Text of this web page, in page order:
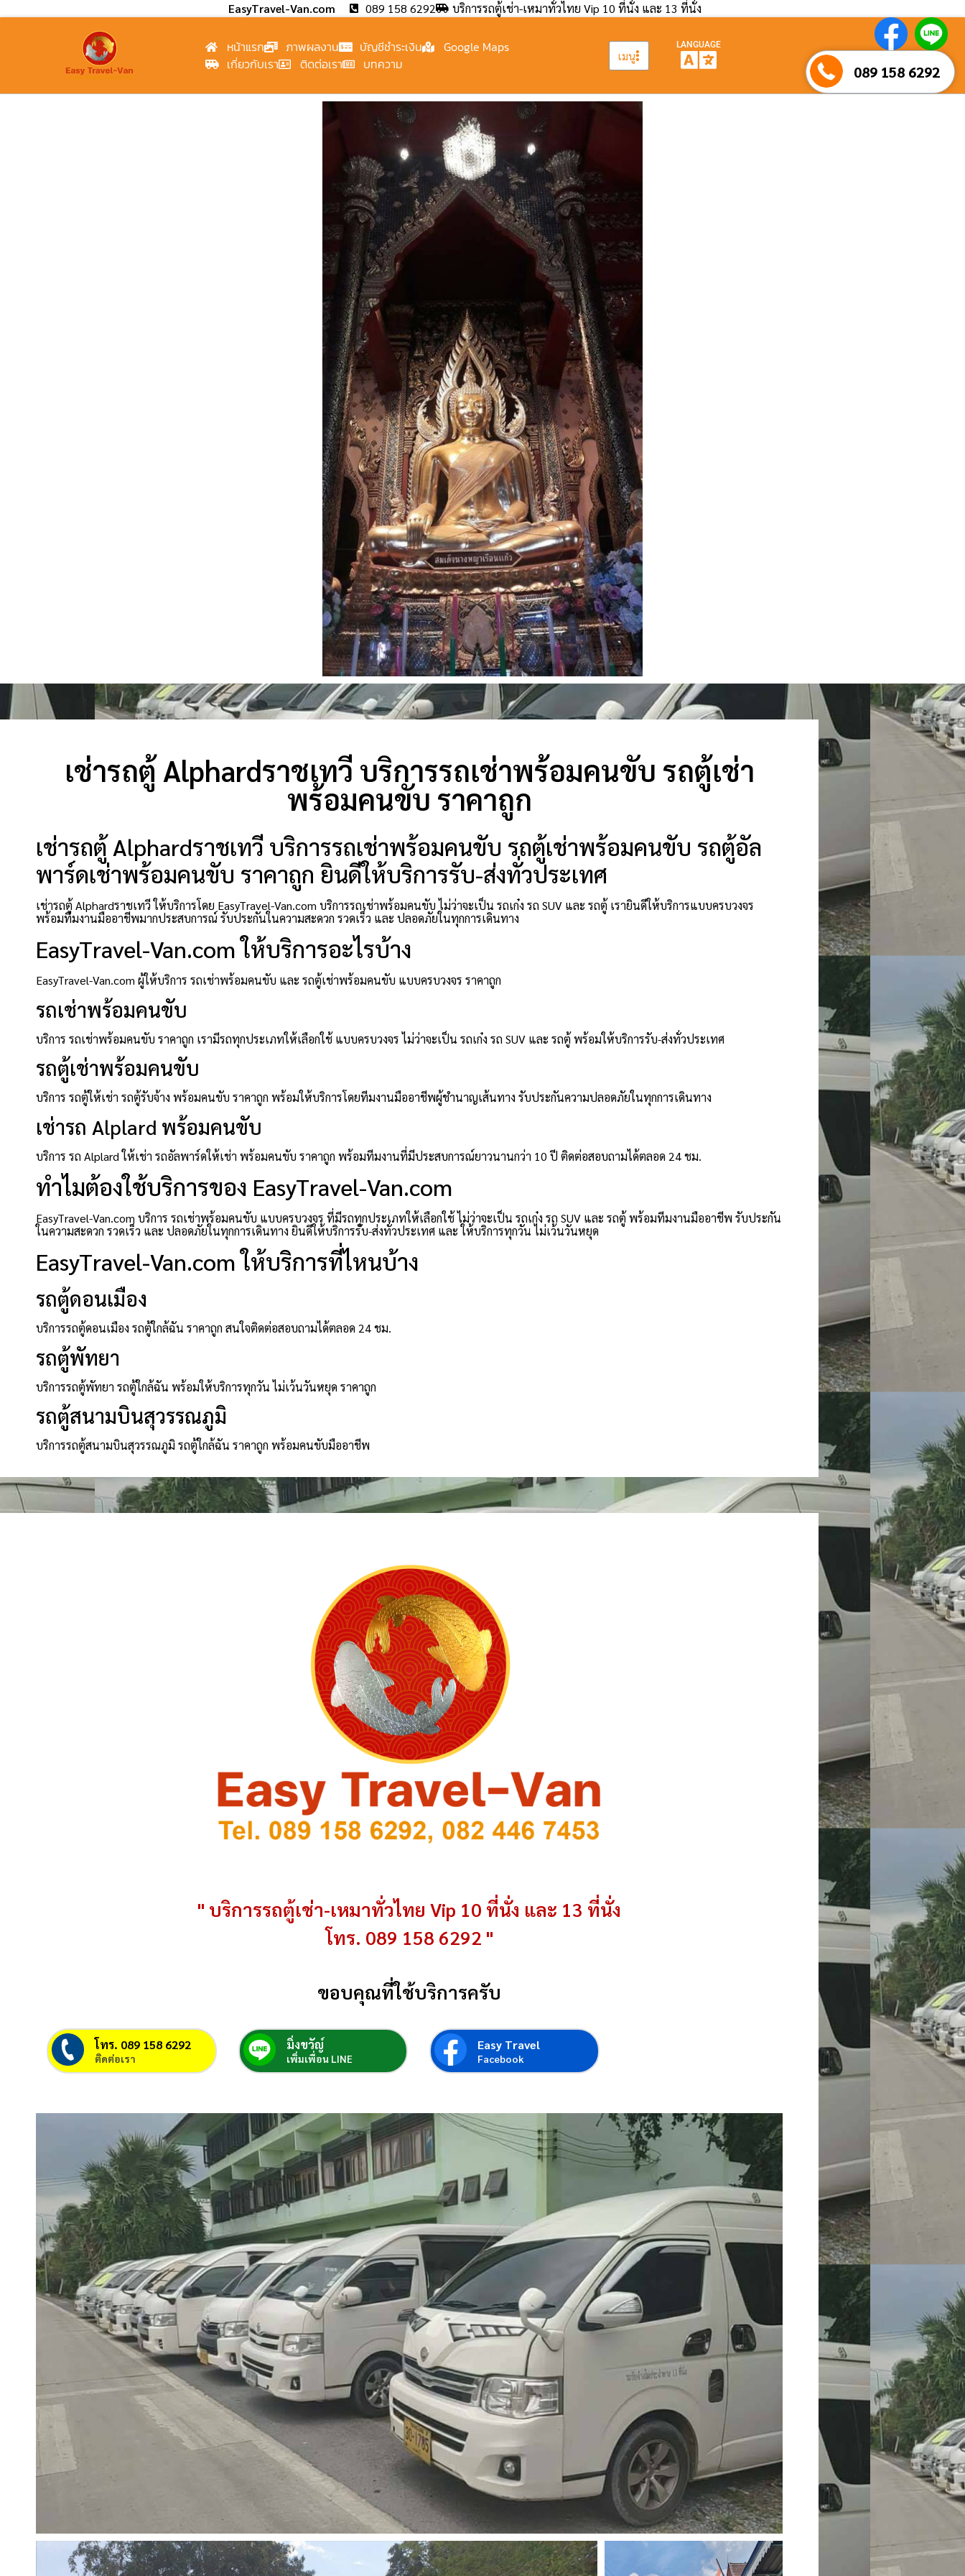
EasyTravel-Van.com 089 158 6292 บริการรถตู้เช่า-เหมาทั่วไทย Vip 10 ที่นั่ง และ 13 ที่นั่ง
หน้าแรก ภาพผลงาน บัญชีชำระเงิน
Google Maps
เกี่ยวกับเรา
ติดต่อเรา บทความ เมนู
LANGUAGE
089 158 6292
เช่ารถตู้ Alphardราชเทวี บริการรถเช่าพร้อมคนขับ รถตู้เช่า
พร้อมคนขับ ราคาถูก
เช่ารถตู้ Alphardราชเทวี บริการรถเช่าพร้อมคนขับ รถตู้เช่าพร้อมคนขับ รถตู้อัล
พาร์ดเช่าพร้อมคนขับ ราคาถูก ยินดีให้บริการรับ-ส่งทั่วประเทศ
เช่ารถตู้ Alphardราชเทวี ให้บริการโดย EasyTravel-Van.com บริการรถเช่าพร้อมคนขับ ไม่ว่าจะเป็น รถเก๋ง รถ SUV และ รถตู้ เรายินดีให้บริการแบบครบวงจร
พร้อมทีมงานมืออาชีพมากประสบการณ์ รับประกันในความสะดวก รวดเร็ว และ ปลอดภัยในทุกการเดินทาง
EasyTravel-Van.com ให้บริการอะไรบ้าง
EasyTravel-Van.com ผู้ให้บริการ รถเช่าพร้อมคนขับ และ รถตู้เช่าพร้อมคนขับ แบบครบวงจร ราคาถูก
รถเช่าพร้อมคนขับ
บริการ รถเช่าพร้อมคนขับ ราคาถูก เรามีรถทุกประเภทให้เลือกใช้ แบบครบวงจร ไม่ว่าจะเป็น รถเก๋ง รถ SUV และ รถตู้ พร้อมให้บริการรับ-ส่งทั่วประเทศ
รถตู้เช่าพร้อมคนขับ
บริการ รถตู้ให้เช่า รถตู้รับจ้าง พร้อมคนขับ ราคาถูก พร้อมให้บริการโดยทีมงานมืออาชีพผู้ชำนาญเส้นทาง รับประกันความปลอดภัยในทุกการเดินทาง
เช่ารถ Alplard พร้อมคนขับ
บริการ รถ Alplard ให้เช่า รถอัลพาร์ดให้เช่า พร้อมคนขับ ราคาถูก พร้อมทีมงานที่มีประสบการณ์ยาวนานกว่า 10 ปี ติดต่อสอบถามได้ตลอด 24 ชม.
ทำไมต้องใช้บริการของ EasyTravel-Van.com
EasyTravel-Van.com บริการ รถเช่าพร้อมคนขับ แบบครบวงจร ที่มีรถทุกประเภทให้เลือกใช้ ไม่ว่าจะเป็น รถเก๋ง รถ SUV และ รถตู้ พร้อมทีมงานมืออาชีพ รับประกัน
ในความสะดวก รวดเร็ว และ ปลอดภัยในทุกการเดินทาง ยินดีให้บริการรับ-ส่งทั่วประเทศ และ ให้บริการทุกวัน ไม่เว้นวันหยุด
EasyTravel-Van.com ให้บริการที่ไหนบ้าง
รถตู้ดอนเมือง
บริการรถตู้ดอนเมือง รถตู้ใกล้ฉัน ราคาถูก สนใจติดต่อสอบถามได้ตลอด 24 ชม.
รถตู้พัทยา
บริการรถตู้พัทยา รถตู้ใกล้ฉัน พร้อมให้บริการทุกวัน ไม่เว้นวันหยุด ราคาถูก
รถตู้สนามบินสุวรรณภูมิ
บริการรถตู้สนามบินสุวรรณภูมิ รถตู้ใกล้ฉัน ราคาถูก พร้อมคนขับมืออาชีพ
" บริการรถตู้เช่า-เหมาทั่วไทย Vip 10 ที่นั่ง และ 13 ที่นั่ง
โทร. 089 158 6292 "
ขอบคุณที่ใช้บริการครับ
โทร. 089 158 6292
ติดต่อเรา
มิ่งขวัญ์
เพิ่มเพื่อน LINE
Easy Travel
Facebook